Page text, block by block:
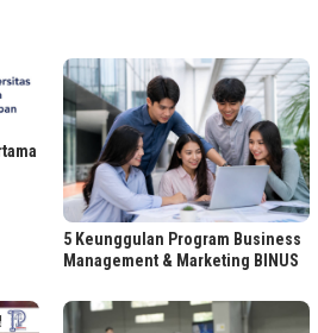
5 Keunggulan Program Business
Management & Marketing BINUS